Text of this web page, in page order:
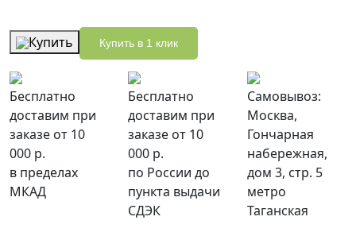
Купить Купить в 1 клик
Бесплатно
доставим при
заказе от 10
000 р.
в пределах
МКАД
Бесплатно
доставим при
заказе от 10
000 р.
по России до
пункта выдачи
СДЭК
Самовывоз:
Москва,
Гончарная
набережная,
дом 3, стр. 5
метро
Таганская